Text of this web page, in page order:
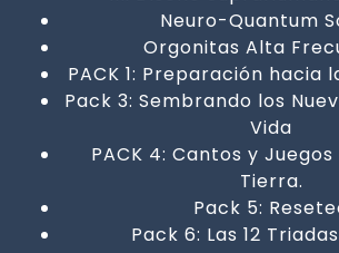
Neuro-Quantum
Orgonitas Alta
PACK 1: Preparación hacia
Pack 3: Sembrando los
Vida
PACK 4: Cantos y
Tierra.
Pack 5:
Pack 6: Las 12